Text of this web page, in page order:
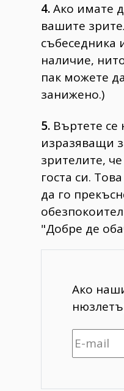
4.Ако имате
вашите
събеседника
наличие,
пак можете
занижено.)
5. Въртете
изразяващи
зрителите,
госта си.
да го
"Добре де
Ако